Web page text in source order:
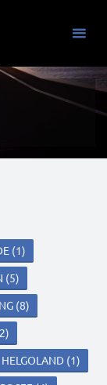
(1)
(5)
(8)
HELGOLAND (1)